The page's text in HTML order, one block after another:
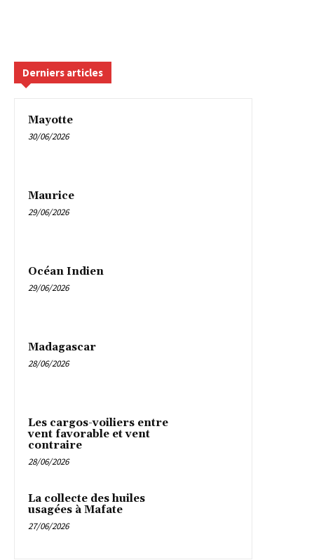
Derniers articles
Mayotte
30/06/2026
Maurice
29/06/2026
Océan Indien
29/06/2026
Madagascar
28/06/2026
Les cargos-voiliers entre
vent favorable et vent
contraire
28/06/2026
La collecte des huiles
usagées à Mafate
27/06/2026